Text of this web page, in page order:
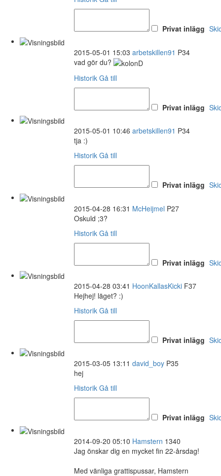
Privat inlägg
2015-05-01 15:03 arbetskillen91 P34
vad gör du?
Historik Gå till
Privat inlägg
2015-05-01 10:46 arbetskillen91 P34
tja :)
Historik Gå till
Privat inlägg
2015-04-28 16:31 McHeijmel P27
Oskuld ;3?
Historik Gå till
Privat inlägg
2015-04-28 03:41 HoonKallasKicki F37
Hejhej! läget? :)
Historik Gå till
Privat inlägg
2015-03-05 13:11 david_boy P35
hej
Historik Gå till
Privat inlägg
2014-09-20 05:10 Hamstern 1340
Jag önskar dig en mycket fin 22-årsdag!
Med vänliga grattispussar, Hamstern